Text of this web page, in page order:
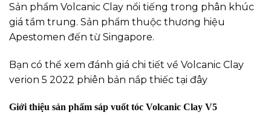
Sản phẩm Volcanic Clay nổi tiếng trong phân khúc
giá tầm trung. Sản phẩm thuộc thương hiệu
Apestomen đến từ Singapore.
Bạn có thể xem đánh giá chi tiết về Volcanic Clay
verion 5 2022 phiên bản nắp thiếc tại đây
Giới thiệu sản phẩm sáp vuốt tóc Volcanic Clay V5